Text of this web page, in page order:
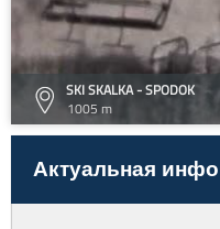
SKI SKALKA - SPODOK
1005 m
Актуальная инфо